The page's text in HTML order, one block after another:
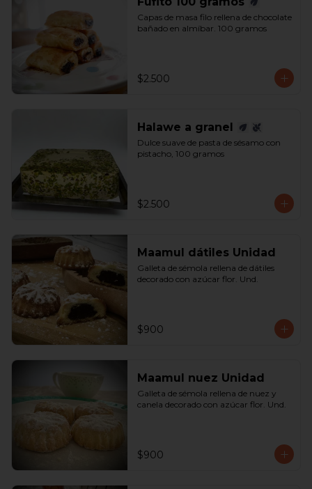
Capas de masa filo rellena de chocolate
bañado en almíbar. 100 gramos
$2.500
Halawe a granel
Dulce suave de pasta de sésamo con
pistacho, 100 gramos
$2.500
Maamul dátiles Unidad
Galleta de sémola rellena de dátiles
decorado con azúcar flor. Und.
$900
Maamul nuez Unidad
Galleta de sémola rellena de nuez y
canela decorado con azúcar flor. Und.
$900